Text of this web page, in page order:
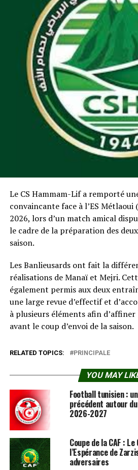
Le CS Hammam-Lif a remporté
convaincante face à l’ES
2026, lors d’un match amical
le cadre de la préparation des
saison.
Les Banlieusards ont fait la
réalisations de Manaï et Mejri.
également permis aux deux
une large revue d’effectif et
à plusieurs éléments afin
avant le coup d’envoi de la saison.
RELATED TOPICS: PRINCIPALE
YOU MAY
Football tunisien :
précédent autour
2026-2027
Coupe de la CAF :
l’Espérance de
adversaires